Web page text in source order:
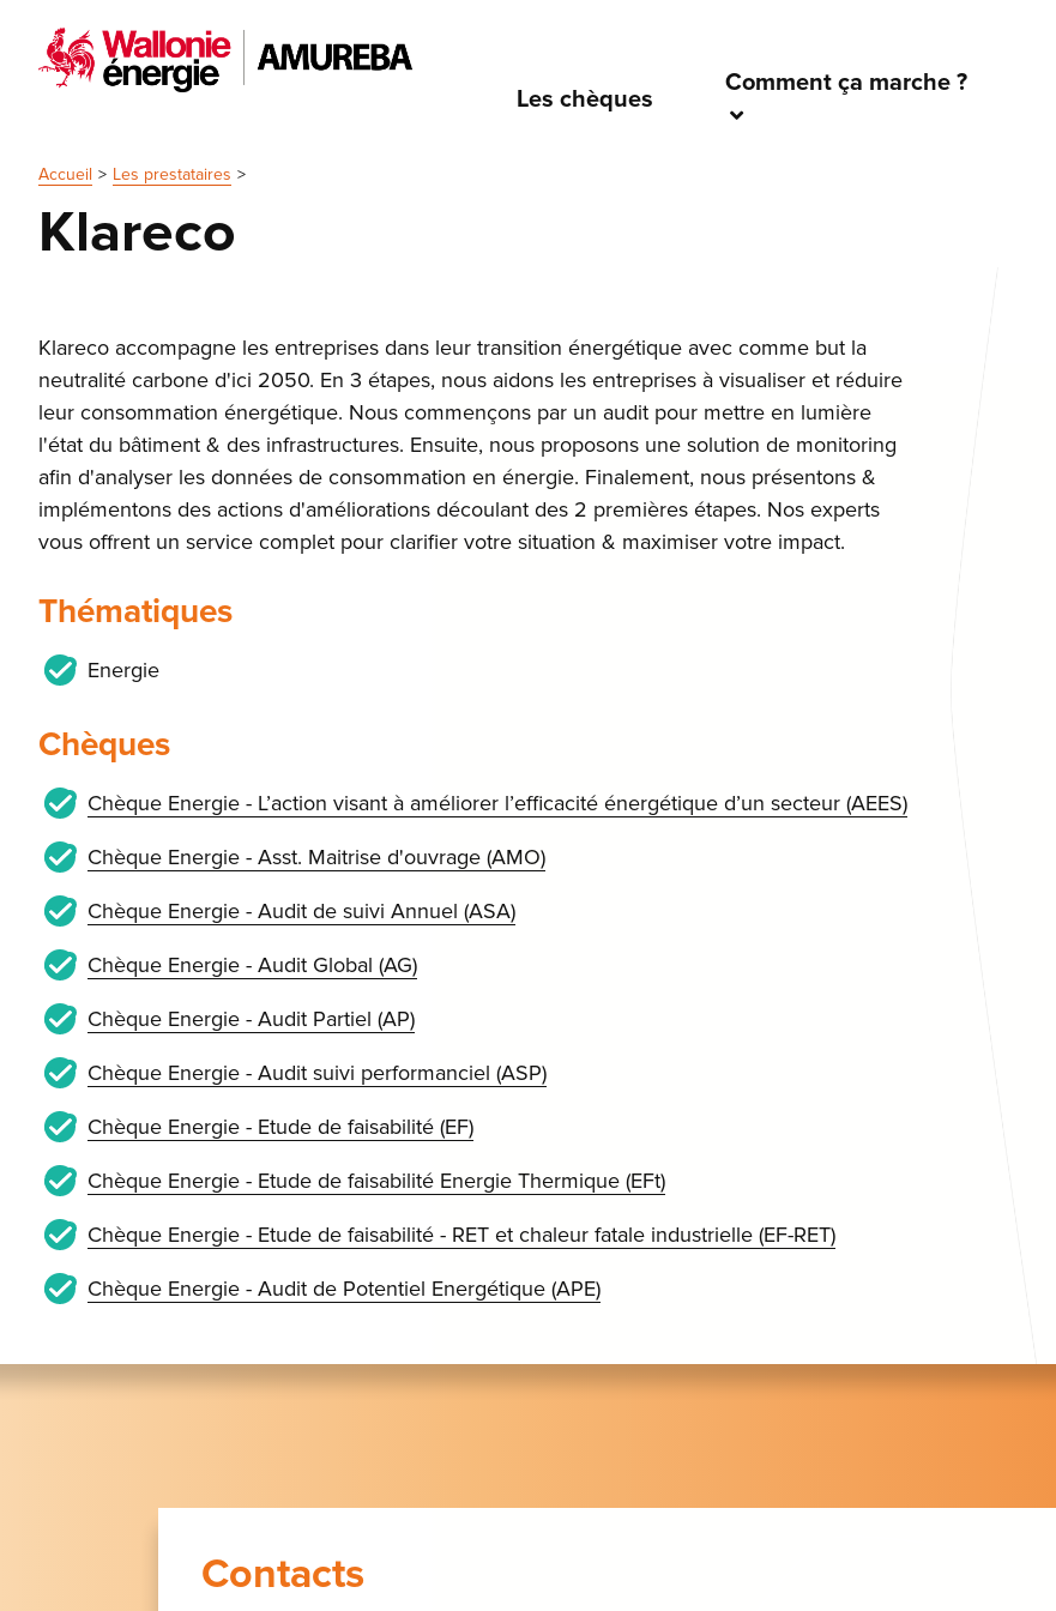
Les chèques
Comment ça marche ?
Accueil Les prestataires
Klareco
Klareco accompagne les entreprises dans leur transition énergétique avec comme but la
neutralité carbone d'ici 2050. En 3 étapes, nous aidons les entreprises à visualiser et réduire
leur consommation énergétique. Nous commençons par un audit pour mettre en lumière
l'état du bâtiment & des infrastructures. Ensuite, nous proposons une solution de monitoring
afin d'analyser les données de consommation en énergie. Finalement, nous présentons &
implémentons des actions d'améliorations découlant des 2 premières étapes. Nos experts
vous offrent un service complet pour clarifier votre situation & maximiser votre impact.
Thématiques
Energie
Chèques
Chèque Energie - L’action visant à améliorer l’efficacité énergétique d’un secteur (AEES)
Chèque Energie - Asst. Maitrise d'ouvrage (AMO)
Chèque Energie - Audit de suivi Annuel (ASA)
Chèque Energie - Audit Global (AG)
Chèque Energie - Audit Partiel (AP)
Chèque Energie - Audit suivi performanciel (ASP)
Chèque Energie - Etude de faisabilité (EF)
Chèque Energie - Etude de faisabilité Energie Thermique (EFt)
Chèque Energie - Etude de faisabilité - RET et chaleur fatale industrielle (EF-RET)
Chèque Energie - Audit de Potentiel Energétique (APE)
Contacts